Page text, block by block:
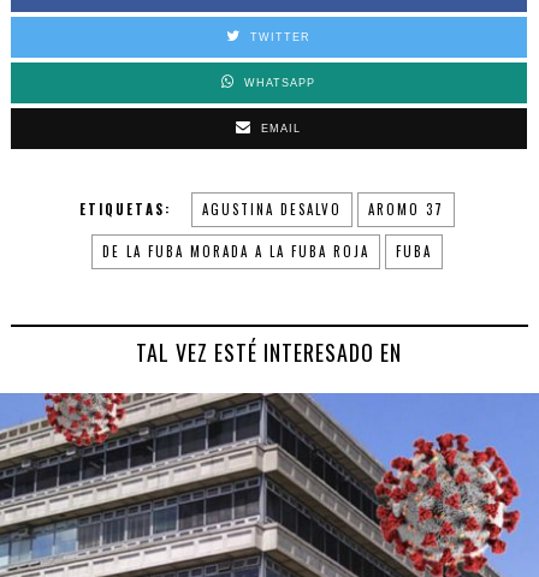
TWITTER
WHATSAPP
EMAIL
ETIQUETAS: AGUSTINA DESALVO AROMO 37
DE LA FUBA MORADA A LA FUBA ROJA FUBA
TAL VEZ ESTÉ INTERESADO EN